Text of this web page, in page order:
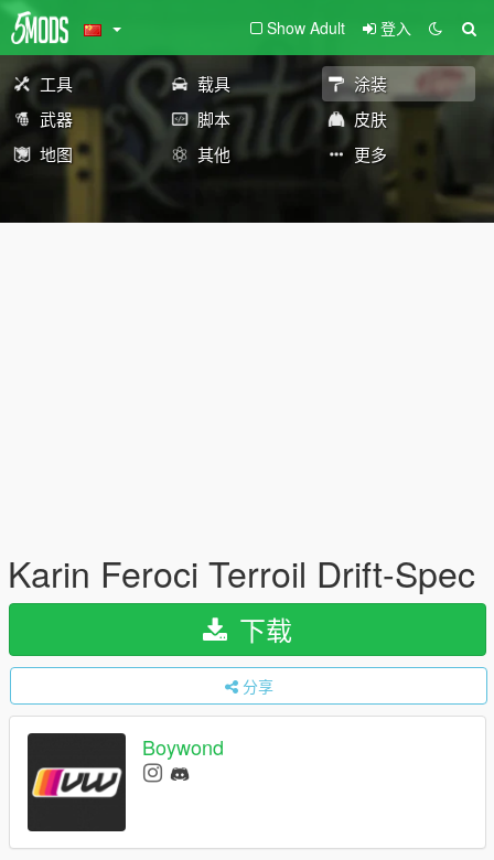
Show Adult 登入
工具 载具
涂装
武器
脚本
皮肤
地图
其他 更多
Karin Feroci Terroil Drift-Spec
下载
分享
Boywond